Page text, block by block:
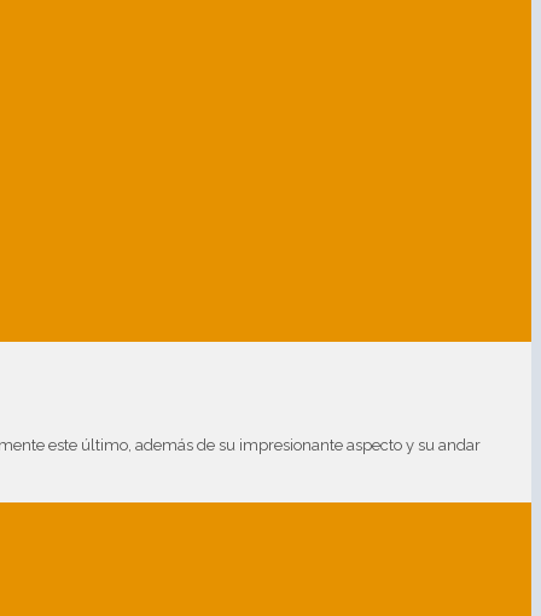
este último, además de su impresionante aspecto y su andar